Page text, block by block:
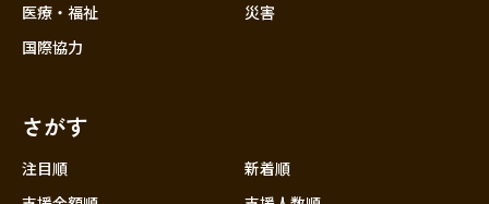
中国
医療・福祉
国際協力
災害
さがす
注目順
新着順